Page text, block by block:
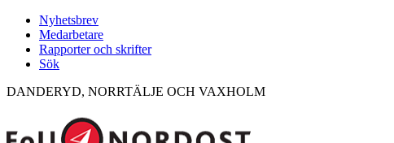
Nyhetsbrev
Medarbetare
Rapporter och skrifter
Sök
DANDERYD, NORRTÄLJE OCH VAXHOLM